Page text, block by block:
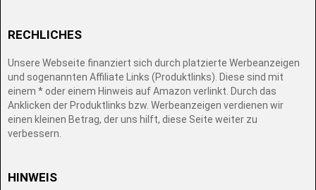
RECHLICHES
Unsere Webseite finanziert sich durch platzierte Werbeanzeigen
und sogenannten Affiliate Links (Produktlinks). Diese sind mit
einem * oder einem Hinweis auf Amazon verlinkt. Durch das
Anklicken der Produktlinks bzw. Werbeanzeigen verdienen wir
einen kleinen Betrag, der uns hilft, diese Seite weiter zu
verbessern.
HINWEIS